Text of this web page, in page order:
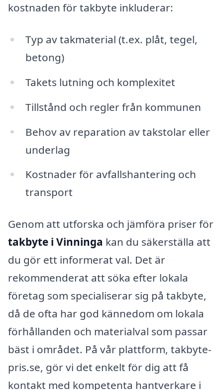
kostnaden för takbyte inkluderar:
Typ av takmaterial (t.ex. plåt, tegel,
betong)
Takets lutning och komplexitet
Tillstånd och regler från kommunen
Behov av reparation av takstolar eller
underlag
Kostnader för avfallshantering och
transport
Genom att utforska och jämföra priser för
takbyte i Vinninga kan du säkerställa att
du gör ett informerat val. Det är
rekommenderat att söka efter lokala
företag som specialiserar sig på takbyte,
då de ofta har god kännedom om lokala
förhållanden och materialval som passar
bäst i området. På vår plattform, takbyte-
pris.se, gör vi det enkelt för dig att få
kontakt med kompetenta hantverkare i